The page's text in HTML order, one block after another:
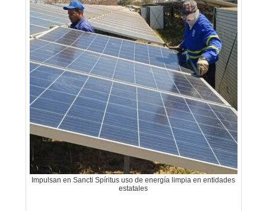
Impulsan en Sancti Spíritus uso de energía limpia en entidades
estatales